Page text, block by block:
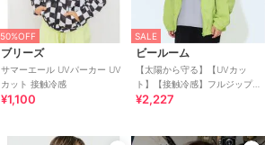
50%OFF
ブリーズ
サマーエール UVパーカー UV
カット 接触冷感
¥1,100
SALE
ビールーム
【太陽から守る】【UVカッ
ト】【接触冷感】フルジップ
パーカ【子供服】【キッズ】
¥2,227